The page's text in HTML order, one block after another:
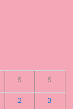
S
S
2
3